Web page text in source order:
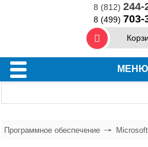
8 (812) 244-
8 (499) 703-
МЕНЮ
Программное обеспечение